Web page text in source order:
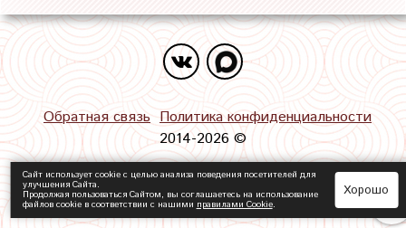
Обратная связь Политика конфиденциальности
2014-2026 ©
Сайт использует cookie с целью анализа поведения посетителей для
улучшения Сайта.
Продолжая пользоваться Сайтом, вы соглашаетесь на использование
файлов cookie в соответствии с нашими правилами Сookie.
Хорошо